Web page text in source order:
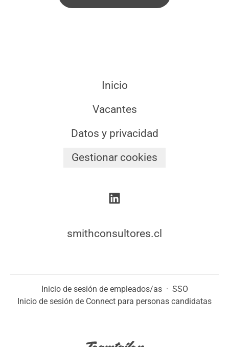
Inicio
Vacantes
Datos y privacidad
Gestionar cookies
smithconsultores.cl
Inicio de sesión de empleados/as · SSO
Inicio de sesión de Connect para personas candidatas